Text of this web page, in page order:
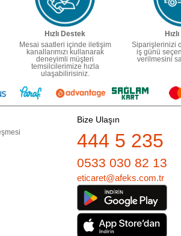
Hızlı Destek
Mesai saatleri içinde iletişim
kanallarımızı kullanarak
deneyimli müşteri
temsilcilerimize hızla
ulaşabilirisiniz.
Siparişlerinizi
iş günü
verilmesini
Bize Ulaşın
444 5 235
0533 030 82 13
eticaret@afeks.com.tr